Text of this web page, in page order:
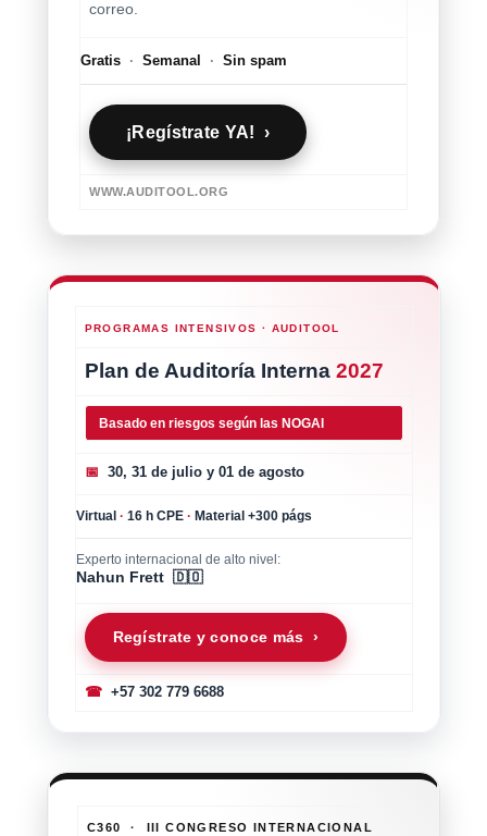
correo.
Gratis · Semanal · Sin spam
¡Regístrate YA! ›
WWW.AUDITOOL.ORG
PROGRAMAS INTENSIVOS · AUDITOOL
Plan de Auditoría Interna 2027
Basado en riesgos según las NOGAI
📅 30, 31 de julio y 01 de agosto
Virtual · 16 h CPE · Material +300 págs
Experto internacional de alto nivel:
Nahun Frett 🇩🇴
Regístrate y conoce más ›
☎+57 302 779 6688
C360 · III CONGRESO INTERNACIONAL